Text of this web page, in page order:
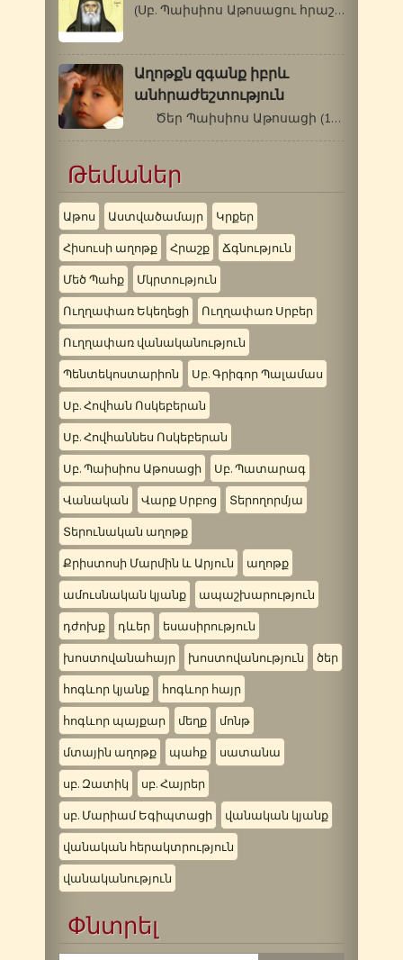
(Սբ. Պաիսիոս Աթոսացու հրաշքներից)…
Աղոթքն զգանք իբրև
անհրաժեշտություն
Ծեր Պաիսիոս Աթոսացի (1924-1994 թթ.)…
Թեմաներ
Աթոս Աստվածամայր Կրքեր
Հիսուսի աղոթք Հրաշք Ճգնություն
Մեծ Պահք Մկրտություն
Ուղղափառ Եկեղեցի Ուղղափառ Սրբեր
Ուղղափառ վանականություն
Պենտեկոստարիոն Սբ. Գրիգոր Պալամաս
Սբ. Հովհան Ոսկեբերան
Սբ. Հովհաննես Ոսկեբերան
Սբ. Պաիսիոս Աթոսացի Սբ. Պատարագ
Վանական Վարք Սրբոց Տերողորմյա
Տերունական աղոթք
Քրիստոսի Մարմին և Արյուն աղոթք
ամուսնական կյանք ապաշխարություն
դժոխք դևեր եսասիրություն
խոստովանահայր խոստովանություն ծեր
հոգևոր կյանք հոգևոր հայր
հոգևոր պայքար մեղք մոնթ
մտային աղոթք պահք սատանա
սբ. Զատիկ սբ. Հայրեր
սբ. Մարիամ Եգիպտացի վանական կյանք
վանական հերակտրություն
վանականություն
Փնտրել